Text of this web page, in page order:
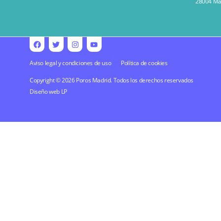
Aviso legal y condiciones de uso Política de cookies
Copyright © 2026 Poros Madrid. Todos los derechos reservados
Diseño web LP